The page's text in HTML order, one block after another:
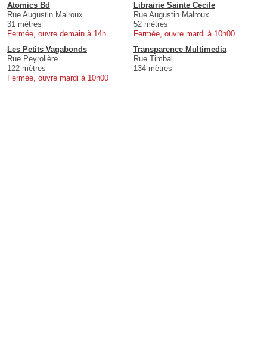
Atomics Bd
Rue Augustin Malroux
31 mètres
Fermée, ouvre demain à 14h
Librairie Sainte Cecile
Rue Augustin Malroux
52 mètres
Fermée, ouvre mardi à 10h00
Les Petits Vagabonds
Rue Peyrolière
122 mètres
Fermée, ouvre mardi à 10h00
Transparence Multimedia
Rue Timbal
134 mètres